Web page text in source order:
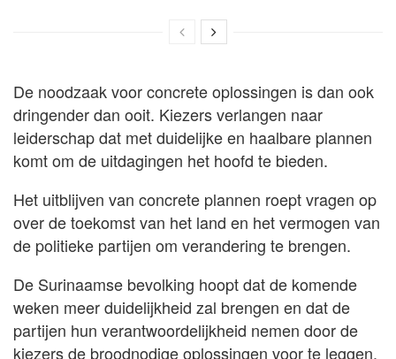
De noodzaak voor concrete oplossingen is dan ook
dringender dan ooit. Kiezers verlangen naar
leiderschap dat met duidelijke en haalbare plannen
komt om de uitdagingen het hoofd te bieden.
Het uitblijven van concrete plannen roept vragen op
over de toekomst van het land en het vermogen van
de politieke partijen om verandering te brengen.
De Surinaamse bevolking hoopt dat de komende
weken meer duidelijkheid zal brengen en dat de
partijen hun verantwoordelijkheid nemen door de
kiezers de broodnodige oplossingen voor te leggen.